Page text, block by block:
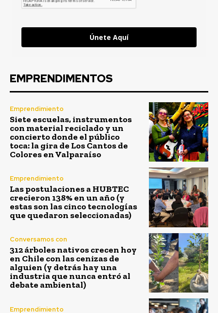
Únete Aquí
EMPRENDIMENTOS
Emprendimiento
Siete escuelas, instrumentos
con material reciclado y un
concierto donde el público
toca: la gira de Los Cantos de
Colores en Valparaíso
Emprendimiento
Las postulaciones a HUBTEC
crecieron 138% en un año (y
estas son las cinco tecnologías
que quedaron seleccionadas)
Conversamos con
312 árboles nativos crecen hoy
en Chile con las cenizas de
alguien (y detrás hay una
industria que nunca entró al
debate ambiental)
Emprendimiento